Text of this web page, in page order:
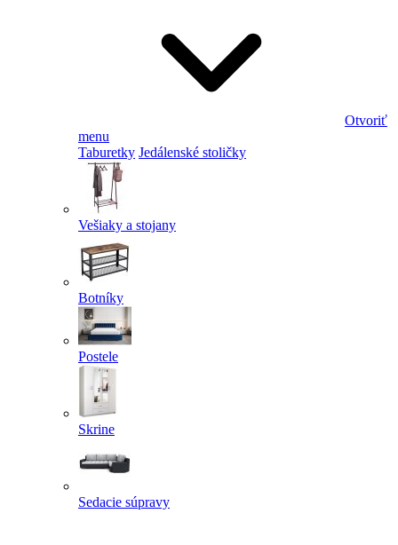
Otvoriť
menu
Taburetky Jedálenské stoličky
Vešiaky a stojany
Botníky
Postele
Skrine
Sedacie súpravy